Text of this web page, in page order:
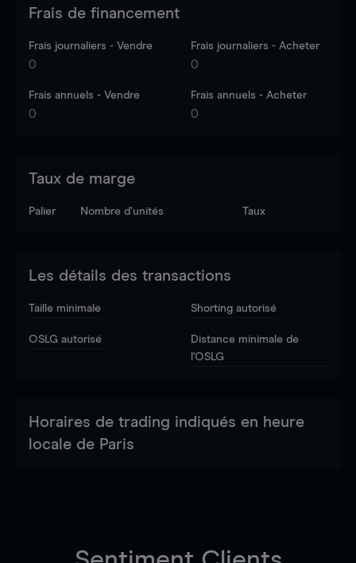
Frais de financement
Frais journaliers - Vendre
0
Frais journaliers - Acheter
0
Frais annuels - Vendre
0
Frais annuels - Acheter
0
Taux de marge
Palier Nombre d’unités Taux
Les détails des transactions
Taille minimale Shorting autorisé
OSLG autorisé
Distance minimale de
l'OSLG
Horaires de trading indiqués en heure
locale de Paris